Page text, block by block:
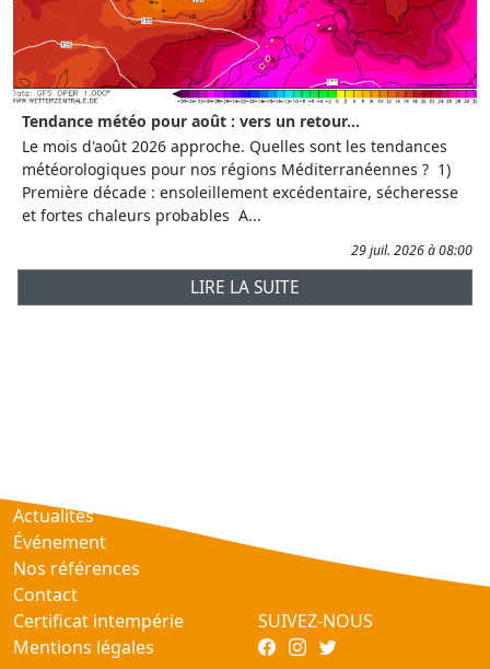
Tendance météo pour août : vers un retour...
Le mois d'août 2026 approche. Quelles sont les tendances
météorologiques pour nos régions Méditerranéennes ? 1)
Première décade : ensoleillement excédentaire, sécheresse
et fortes chaleurs probables A...
29 juil. 2026 à 08:00
LIRE LA SUITE
Actualités
Événement
Nos références
Contact
Certificat intempérie
Mentions légales
SUIVEZ-NOUS